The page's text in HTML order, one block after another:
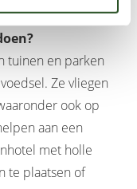
tuinen en parken
Ze vliegen
ook op
aan een
met holle
te plaatsen of